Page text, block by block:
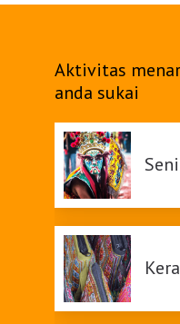
Pasar Malam
Aktivitas
anda sukai